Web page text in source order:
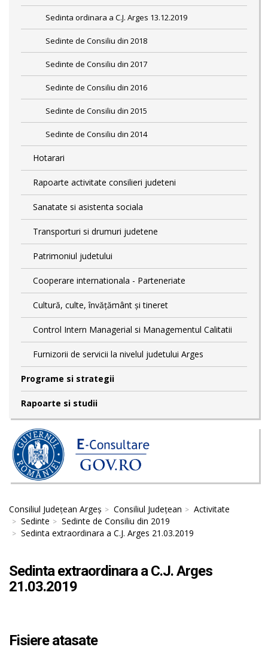
Sedinta ordinara a C.J. Arges 13.12.2019
Sedinte de Consiliu din 2018
Sedinte de Consiliu din 2017
Sedinte de Consiliu din 2016
Sedinte de Consiliu din 2015
Sedinte de Consiliu din 2014
Hotarari
Rapoarte activitate consilieri judeteni
Sanatate si asistenta sociala
Transporturi si drumuri judetene
Patrimoniul judetului
Cooperare internationala - Parteneriate
Cultură, culte, învățământ și tineret
Control Intern Managerial si Managementul Calitatii
Furnizorii de servicii la nivelul judetului Arges
Programe si strategii
Rapoarte si studii
Consiliul Județean Argeș Consiliul Județean
Activitate
Sedinte
Sedinte de Consiliu din 2019
Sedinta extraordinara a C.J. Arges 21.03.2019
Sedinta extraordinara a C.J. Arges
21.03.2019
Fisiere atasate